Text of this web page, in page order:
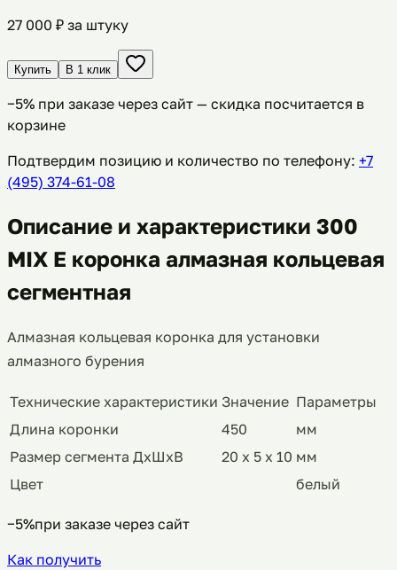
27 000 ₽ за штуку
Купить В 1 клик
−5% при заказе через сайт — скидка посчитается в
корзине
Подтвердим позицию и количество по телефону: +7
(495) 374-61-08
Описание и характеристики 300
MIX E коронка алмазная кольцевая
сегментная
Алмазная кольцевая коронка для установки
алмазного бурения
Технические характеристики Значение Параметры
Длина коронки
450
мм
Размер сегмента ДхШхВ
20 х 5 х 10 мм
Цвет
белый
−5%при заказе через сайт
Как получить